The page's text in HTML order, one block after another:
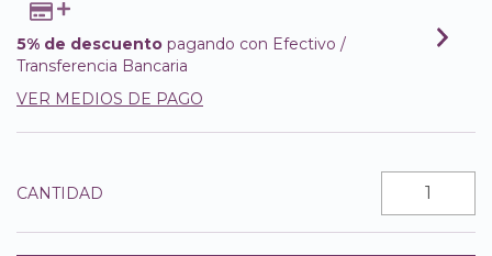
5% de descuento pagando con Efectivo /
Transferencia Bancaria
VER MEDIOS DE PAGO
CANTIDAD